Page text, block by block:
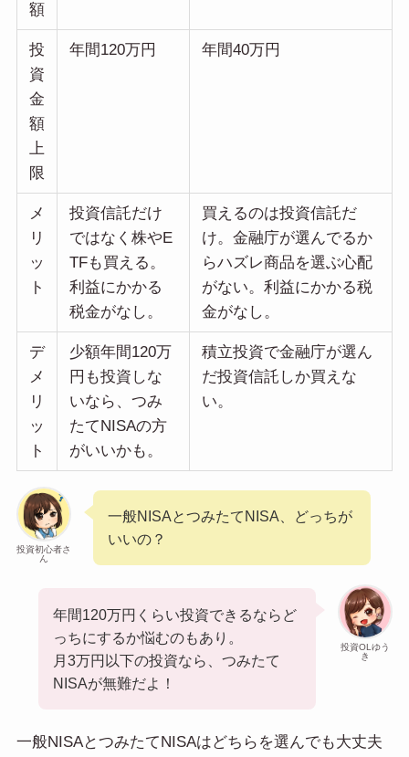
額
投
資
金
額
上
限
年間120万円 年間40万円
メ
リ
ッ
ト
投資信託だけ
ではなく株やE
TFも買える。
利益にかかる
税金がなし。
買えるのは投資信託だ
け。金融庁が選んでるか
らハズレ商品を選ぶ心配
がない。利益にかかる税
金がなし。
デ
メ
リ
ッ
ト
少額年間120万
円も投資しな
いなら、つみ
たてNISAの方
がいいかも。
積立投資で金融庁が選ん
だ投資信託しか買えな
い。
投資初心者さ
ん
一般NISAとつみたてNISA、どっちが
いいの？
投資OLゆう
き
年間120万円くらい投資できるならど
っちにするか悩むのもあり。
月3万円以下の投資なら、つみたて
NISAが無難だよ！
一般NISAとつみたてNISAはどちらを選んでも大丈夫